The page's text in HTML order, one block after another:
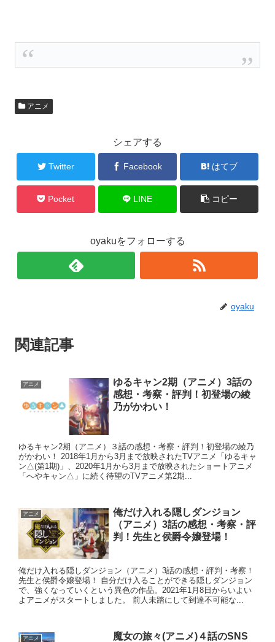
アニメ
シェアする
Twitter Facebook はてブ
Pocket LINE コピー
oyakuをフォローする
oyaku
関連記事
アニメ
ゆるキャン2期（アニメ）3話の
感想・考察・評判！初登場の綾
乃がかわい！
ゆるキャン2期（アニメ）３話の感想・考察・評判！初登場の綾乃
がかわい！ 2018年1月から3月まで放映されたTVアニメ「ゆるキャ
ン△(第1期)」、2020年1月から3月まで放映されたショートアニメ
「へやキャン△」に続く待望のTVアニメ第2期...
アニメ
俺だけ入れる隠しダンジョン
（アニメ）3話の感想・考察・評
判！先生と侯爵令嬢登場！
俺だけ入れる隠しダンジョン（アニメ）3話の感想・評判・考察！
先生と侯爵令嬢登場！ 自分だけ入ることができる隠しダンジョン
で、強くなっていくという異色の作品。2021年1月8日からいよい
よアニメがスタートしました。 前人未踏にして到達不可能な...
アニメ
魔女の旅々(アニメ)４話のSNS